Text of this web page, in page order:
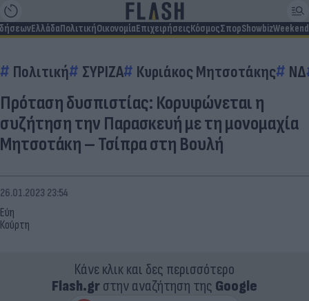
ΕλλάδαΠολιτικήΟικονομίαΕπιχειρήσειςΚόσμοςΣπορShowbizWeekend
Πολιτική ΣΥΡΙΖΑ Κυριάκος Μητσοτάκης ΝΔ
Πρόταση δυσπιστίας: Κορυφώνεται η
συζήτηση την Παρασκευή με τη μονομαχία
Μητσοτάκη – Τσίπρα στη Βουλή
Εύη
Κούρτη
26.01.2023 23:54
Κάνε κλικ και δες περισσότερο
Flash.grστην αναζήτηση της Google